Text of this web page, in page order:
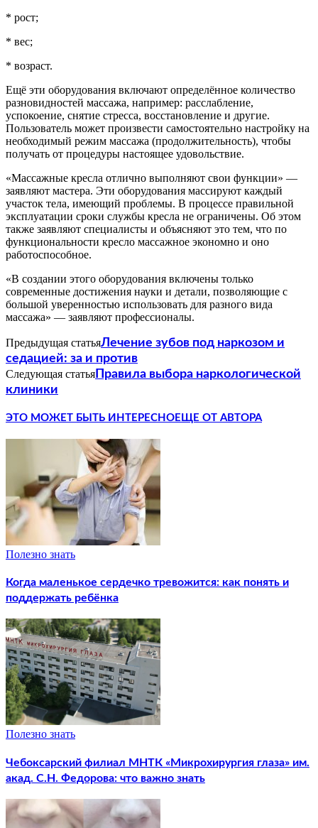
* рост;
* вес;
* возраст.
Ещё эти оборудования включают определённое количество
разновидностей массажа, например: расслабление,
успокоение, снятие стресса, восстановление и другие.
Пользователь может произвести самостоятельно настройку на
необходимый режим массажа (продолжительность), чтобы
получать от процедуры настоящее удовольствие.
«Массажные кресла отлично выполняют свои функции» —
заявляют мастера. Эти оборудования массируют каждый
участок тела, имеющий проблемы. В процессе правильной
эксплуатации сроки службы кресла не ограничены. Об этом
также заявляют специалисты и объясняют это тем, что по
функциональности кресло массажное экономно и оно
работоспособное.
«В создании этого оборудования включены только
современные достижения науки и детали, позволяющие с
большой уверенностью использовать для разного вида
массажа» — заявляют профессионалы.
Предыдущая статьяЛечение зубов под наркозом и
седацией: за и против
Следующая статья Правила выбора наркологической
клиники
ЭТО МОЖЕТ БЫТЬ ИНТЕРЕСНО ЕЩЕ ОТ АВТОРА
Полезно знать
Когда маленькое сердечко тревожится: как понять и
поддержать ребёнка
Полезно знать
Чебоксарский филиал МНТК «Микрохирургия глаза» им.
акад. С.Н. Федорова: что важно знать